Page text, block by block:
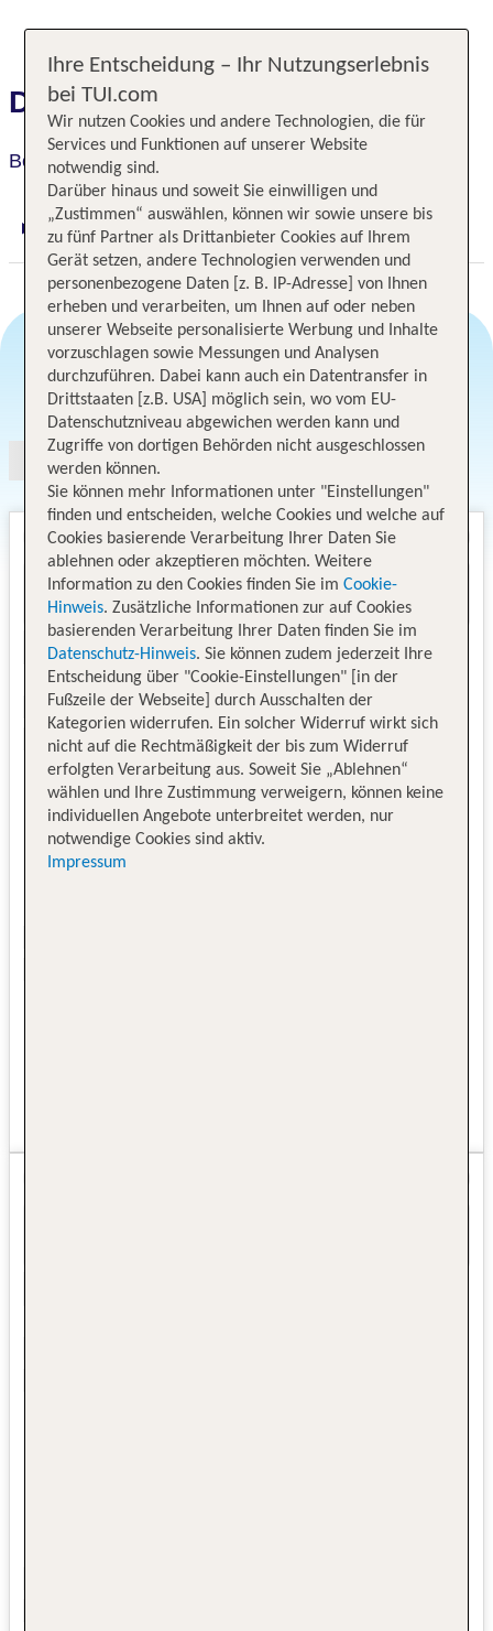
Das erwartet Sie
Best Western Hotel Prisma
Digitaler und telefonischer 24/7 TUI Service
Angebotsauswahl
Ihre Entscheidung – Ihr Nutzungserlebnis
bei TUI.com
Wir nutzen Cookies und andere Technologien, die für
Services und Funktionen auf unserer Website
notwendig sind.
Darüber hinaus und soweit Sie einwilligen und
„Zustimmen“ auswählen, können wir sowie unsere bis
zu fünf Partner als Drittanbieter Cookies auf Ihrem
Gerät setzen, andere Technologien verwenden und
personenbezogene Daten [z. B. IP-Adresse] von Ihnen
erheben und verarbeiten, um Ihnen auf oder neben
unserer Webseite personalisierte Werbung und Inhalte
vorzuschlagen sowie Messungen und Analysen
durchzuführen. Dabei kann auch ein Datentransfer in
Drittstaaten [z.B. USA] möglich sein, wo vom EU-
Datenschutzniveau abgewichen werden kann und
Zugriffe von dortigen Behörden nicht ausgeschlossen
werden können.
Sie können mehr Informationen unter "Einstellungen"
finden und entscheiden, welche Cookies und welche auf
Cookies basierende Verarbeitung Ihrer Daten Sie
ablehnen oder akzeptieren möchten. Weitere
Information zu den Cookies finden Sie im Cookie-
Hinweis. Zusätzliche Informationen zur auf Cookies
basierenden Verarbeitung Ihrer Daten finden Sie im
Datenschutz-Hinweis. Sie können zudem jederzeit Ihre
Entscheidung über "Cookie-Einstellungen" [in der
Fußzeile der Webseite] durch Ausschalten der
Kategorien widerrufen. Ein solcher Widerruf wirkt sich
nicht auf die Rechtmäßigkeit der bis zum Widerruf
erfolgten Verarbeitung aus. Soweit Sie „Ablehnen“
wählen und Ihre Zustimmung verweigern, können keine
individuellen Angebote unterbreitet werden, nur
notwendige Cookies sind aktiv.
Impressum